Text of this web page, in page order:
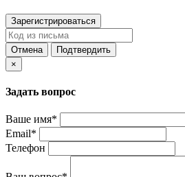
Зарегистрироваться
Отмена
Подтвердить
×
Задать вопрос
Ваше имя*
Email*
Телефон